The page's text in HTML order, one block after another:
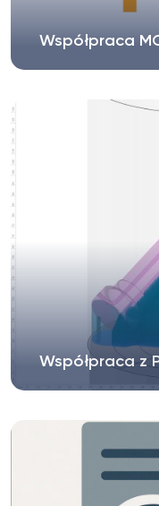
Współpraca
Centrum
Współpraca z
Centrum